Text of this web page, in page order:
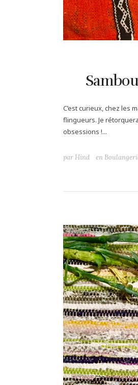
C’est curieux, chez les
flingueurs. Je
obsessions !...
par Hind en